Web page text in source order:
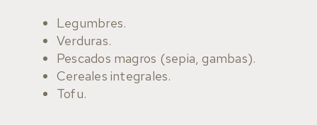
Legumbres.
Verduras.
Pescados magros (sepia, gambas).
Cereales integrales.
Tofu.